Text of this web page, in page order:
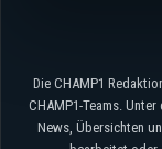
Die CHAMP1
CHAMP1-Teams.
News, Übersichten